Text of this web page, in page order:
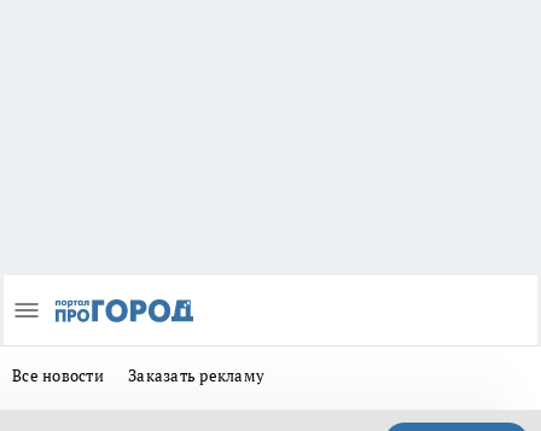
Все новости Заказать рекламу